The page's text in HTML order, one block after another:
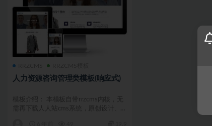
人力资源咨询管理类模板(响应式)
模板介绍： 本模板自带rrzcms内核，无
需再下载人人站cms系统，原创设计、